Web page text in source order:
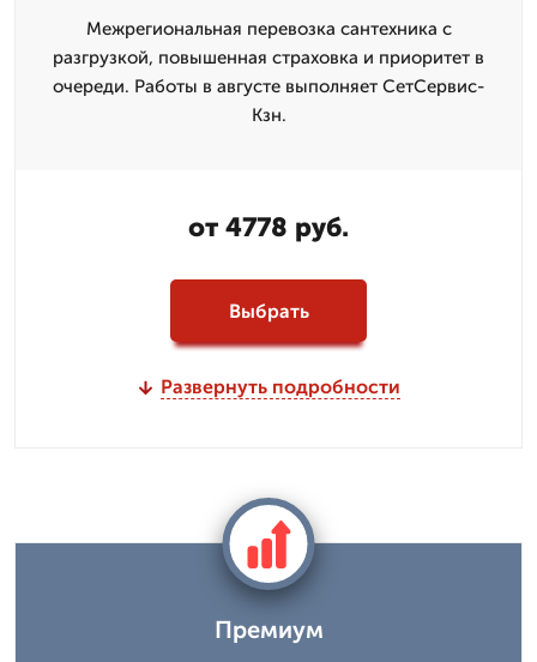
Межрегиональная перевозка сантехника с
разгрузкой, повышенная страховка и приоритет в
очереди. Работы в августе выполняет СетСервис-
Кзн.
от 4778 руб.
Выбрать
Развернуть подробности
Премиум